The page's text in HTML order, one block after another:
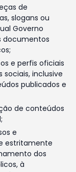
de
slogans ou
Governo
documentos
e perfis oficiais
sociais, inclusive
publicados e
de conteúdos
e
estritamente
dos
à